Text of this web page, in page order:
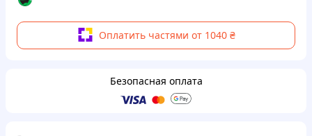
Оплатить частями от 1040 ₴
Безопасная оплата